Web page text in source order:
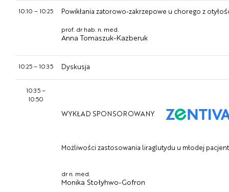
10:10 – 10:25 Powikłania zatorowo-zakrzepowe u chorego z
prof. dr hab. n. med.
Anna Tomaszuk-Kazberuk
10:25– 10:35 Dyskusja
10:35–
10:50
WYKŁAD SPONSOROWANY
Możliwości zastosowania liraglutydu u młodej
dr n. med.
Monika Stołyhwo-Gofron